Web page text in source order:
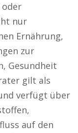
nur
Ernährung,
zur
Gesundheit
gilt als
verfügt über
auf den